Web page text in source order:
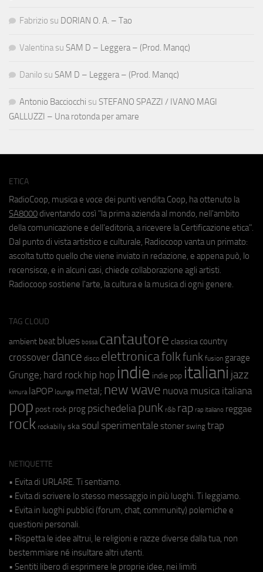
Fabrizio su DORIAN O. A. – Tao
Valentina su SAM D – Leggera – (Prod. Manqc)
Danilo su SAM D – Leggera – (Prod. Manqc)
Antonio Bacciocchi su STEFANO SPAZZI / IVANO MAGI
GALLUZZI – Una rotonda per amare
ETICA
RadioCoop, musica e voce dei punti vendita Coop, ha ottenuto la
SA8000 diventando così "la prima azienda al mondo, nell'ambito
della comunicazione e dell'editoria, a ricevere la Certificazione etica".
Dal punto di vista artistico e culturale, Radiocoop vanta un primato:
ascolta tutto quello che viene inviato in redazione, e appena può, lo
recensisce, e in alcuni casi, chiede collaborazione agli artisti.
Radiocoop sostiene l'arte, la cultura e la musica di ogni genere.
TAG CLOUD
ambient beat blues bossa cantautore classica country
crossover dance disco elettronicafolkfunk fusion garage
Grunge; hard rock hip hop indie indie pop italiani jazz
kimura laPOP lounge metal; new wave nuova musica italiana
pop post rock prog psichedeliapunk r&b rap rap italiano reggae
rock rockabilly ska soul sperimentale stoner swing trap
NETIQUETTE
• Evita di URLARE. Ti sentiamo.
• Evita di scrivere lo stesso messaggio in più luoghi. Ti leggiamo.
• Evita in luoghi pubblici (forum, chat, community) polemiche e
questioni personali.
• Rispetta le idee altrui, le religioni e razze diverse dalla tua, non
bestemmiare né insultare altri utenti.
• Sentiti libero di esprimere le proprie idee, nei limiti